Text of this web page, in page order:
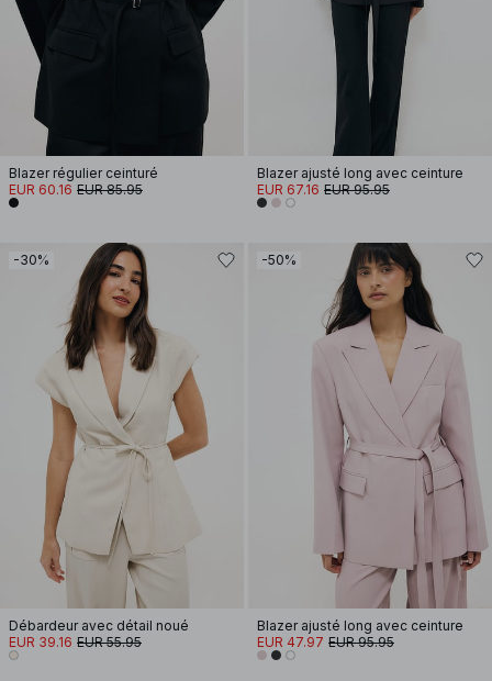
Blazer régulier ceinturé
EUR 60.16 EUR 85.95
Blazer ajusté long avec ceinture
EUR 67.16 EUR 95.95
-30%
Débardeur avec détail noué
EUR 39.16 EUR 55.95
-50%
Blazer ajusté long avec ceinture
EUR 47.97 EUR 95.95